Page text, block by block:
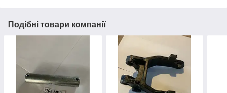
Подібні товари компанії